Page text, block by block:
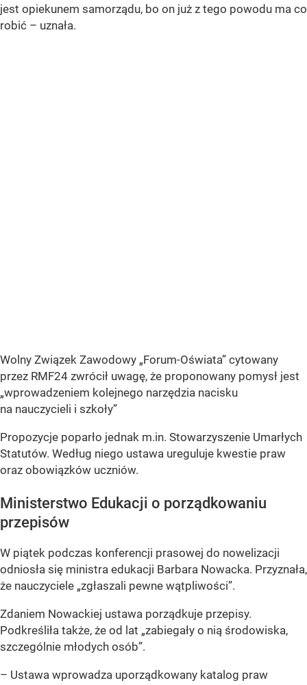
jest opiekunem samorządu, bo on już z tego powodu ma co
robić – uznała.
Wolny Związek Zawodowy „Forum-Oświata” cytowany
przez RMF24 zwrócił uwagę, że proponowany pomysł jest
„wprowadzeniem kolejnego narzędzia nacisku
na nauczycieli i szkoły”
Propozycje poparło jednak m.in. Stowarzyszenie Umarłych
Statutów. Według niego ustawa ureguluje kwestie praw
oraz obowiązków uczniów.
Ministerstwo Edukacji o porządkowaniu
przepisów
W piątek podczas konferencji prasowej do nowelizacji
odniosła się ministra edukacji Barbara Nowacka. Przyznała,
że nauczyciele „zgłaszali pewne wątpliwości”.
Zdaniem Nowackiej ustawa porządkuje przepisy.
Podkreśliła także, że od lat „zabiegały o nią środowiska,
szczególnie młodych osób”.
– Ustawa wprowadza uporządkowany katalog praw